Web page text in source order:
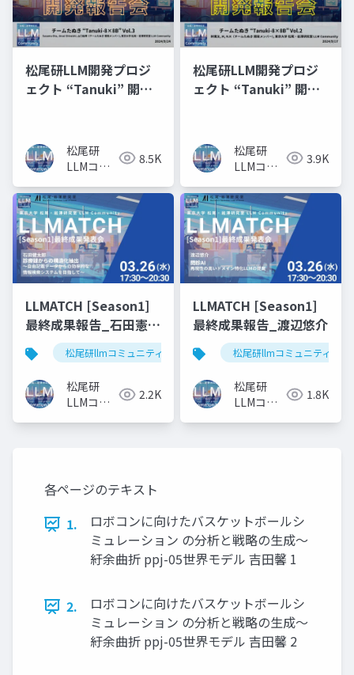
松尾研LLM開発プロジ
ェクト “Tanuki” 開発
松尾研
LLMコミ
8.5K
松尾研LLM開発プロジ
ェクト “Tanuki” 開発
松尾研
LLMコミ
3.9K
LLMATCH [Season1]
最終成果報告_石田憲太
郎
松尾研llmコミュニティ llmatch 医療
松尾研
LLMコミ
2.2K
LLMATCH [Season1]
最終成果報告_渡辺悠介
松尾研llmコミュニティ
松尾研
LLMコミ
1.8K
各ページのテキスト
1.
ロボコンに向けたバスケットボールシ
ミュレーション の分析と戦略の⽣成〜
紆余曲折 ppj-05世界モデル 吉⽥馨 1
2.
ロボコンに向けたバスケットボールシ
ミュレーション の分析と戦略の⽣成〜
紆余曲折 ppj-05世界モデル 吉⽥馨 2